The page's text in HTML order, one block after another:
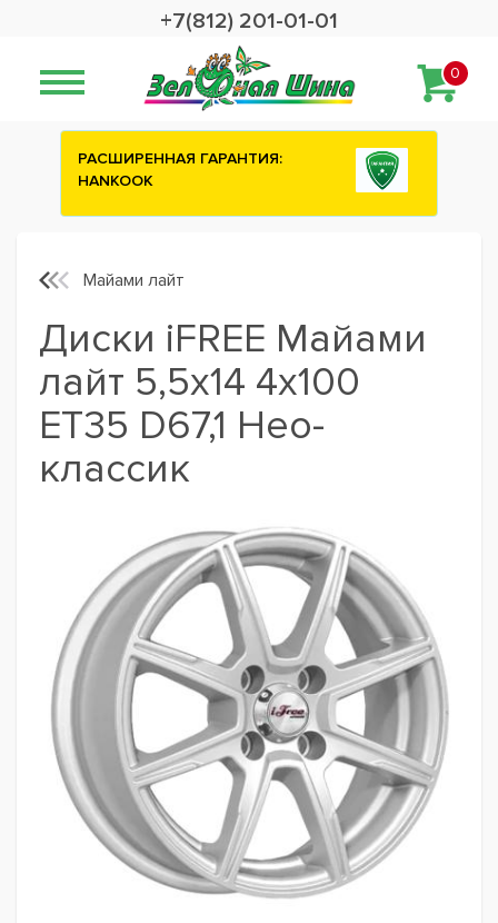
+7(812) 201-01-01
0
Сashback 2500 рублей на зимние
Майами лайт
Диски iFREE Майами
лайт 5,5x14 4x100
ET35 D67,1 Нео-
классик